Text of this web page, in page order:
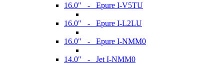
16.0" - Epure I-V5TU
16.0" - Epure I-L2LU
16.0" - Epure I-NMM0
14.0" - Jet I-NMM0